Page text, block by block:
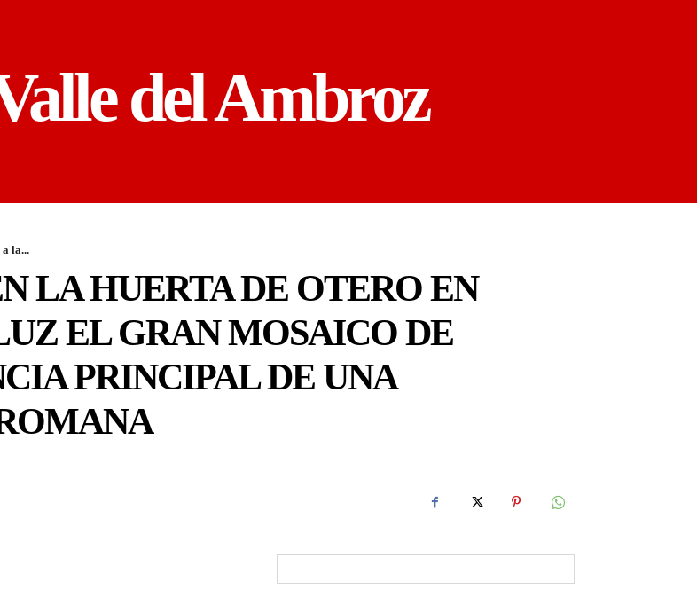
del Ambroz
la...
LA HUERTA DE OTERO EN
EL GRAN MOSAICO DE
PRINCIPAL DE UNA